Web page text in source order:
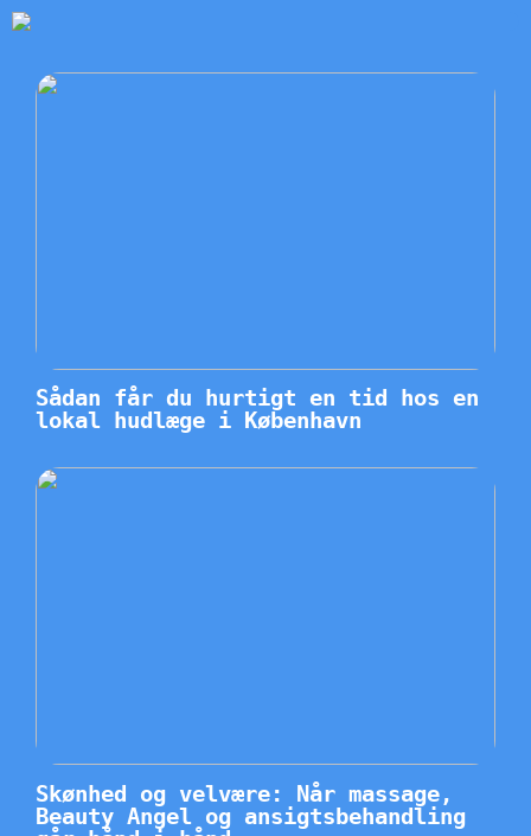
Sådan får du hurtigt en tid hos en
lokal hudlæge i København
Skønhed og velvære: Når massage,
Beauty Angel og ansigtsbehandling